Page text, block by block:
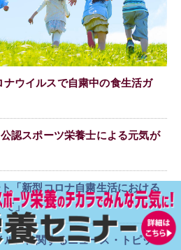
ナウイルスで自粛中の食生活ガ
公認スポーツ栄養士による元気が
「新型コロナ自粛生活における
て」
ルスに関するニュース・トピッ